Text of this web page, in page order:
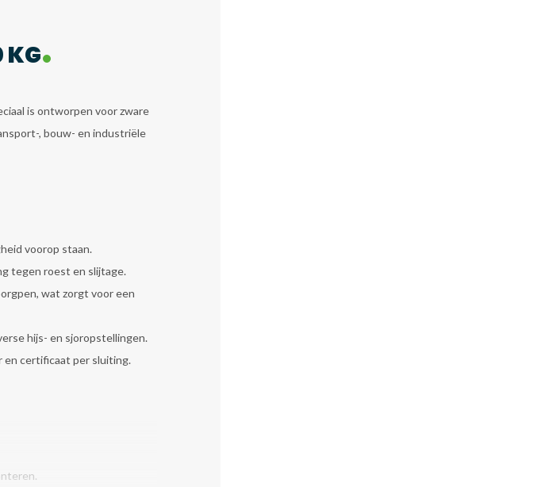
KG
is ontworpen voor zware
, bouw- en industriële
voorop staan.
tegen roest en slijtage.
wat zorgt voor een
hijs- en sjoropstellingen.
en certificaat per sluiting.